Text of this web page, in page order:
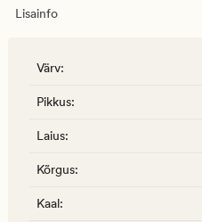
Lisainfo
Värv:
Pikkus:
Laius:
Kõrgus:
Kaal: